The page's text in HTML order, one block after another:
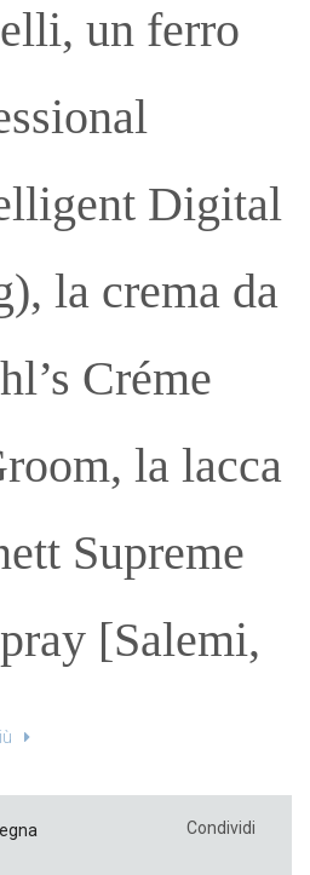
un ferro
Digital
la crema da
Créme
la lacca
Supreme
[Salemi,
Condividi